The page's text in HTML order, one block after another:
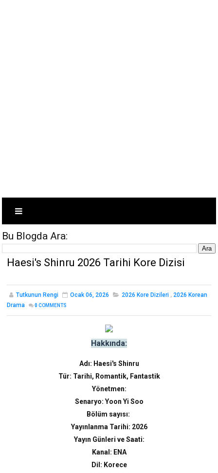
Bu Blogda Ara:
Haesi's Shinru 2026 Tarihi Kore Dizisi
Tutkunun Rengi Ocak 06, 2026 2026 Kore Dizileri , 2026 Korean
Drama
0 COMMENTS
Hakkında:
Adı: Haesi's Shinru
Tür: Tarihi, Romantik, Fantastik
Yönetmen:
Senaryo: Yoon Yi Soo
Bölüm sayısı:
Yayınlanma Tarihi: 2026
Yayın Günleri ve Saati:
Kanal: ENA
Dil: Korece